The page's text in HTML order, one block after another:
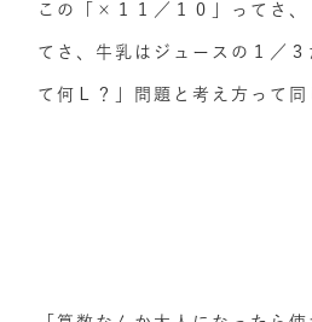
この「×１１／１０」ってさ、
てさ、牛乳はジュースの１／
て何Ｌ？」問題と考え方って同